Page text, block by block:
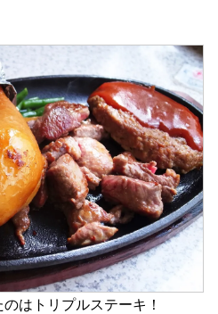
はトリプルステーキ！